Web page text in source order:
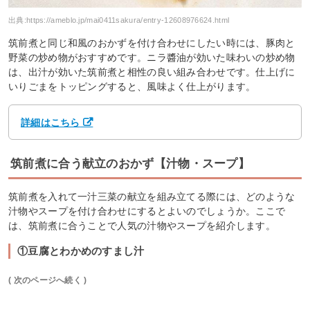
出典:https://ameblo.jp/mai0411sakura/entry-12608976624.html
筑前煮と同じ和風のおかずを付け合わせにしたい時には、豚肉と
野菜の炒め物がおすすめです。ニラ醬油が効いた味わいの炒め物
は、出汁が効いた筑前煮と相性の良い組み合わせです。仕上げに
いりごまをトッピングすると、風味よく仕上がります。
詳細はこちら
筑前煮に合う献立のおかず【汁物・スープ】
筑前煮を入れて一汁三菜の献立を組み立てる際には、どのような
汁物やスープを付け合わせにするとよいのでしょうか。ここで
は、筑前煮に合うことで人気の汁物やスープを紹介します。
①豆腐とわかめのすまし汁
( 次のページへ続く )